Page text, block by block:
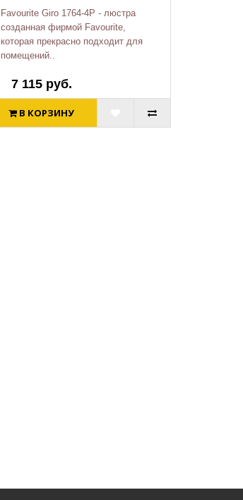
Favourite Giro 1764-4P - люстра
созданная фирмой Favourite,
которая прекрасно подходит для
помещений..
7 115 руб.
В КОРЗИНУ